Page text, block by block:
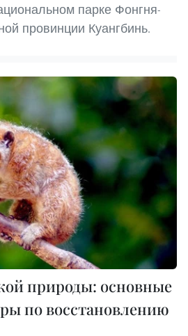
парке Фонгня-
провинции Куангбинь.
природы: основные
по восстановлению